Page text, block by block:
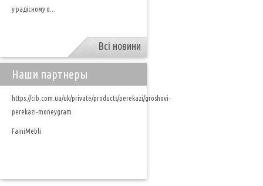
у радісному о...
Всі новини
Наши партнеры
https://cib.com.ua/uk/private/products/perekazi/groshovi-
perekazi-moneygram
FainiMebli